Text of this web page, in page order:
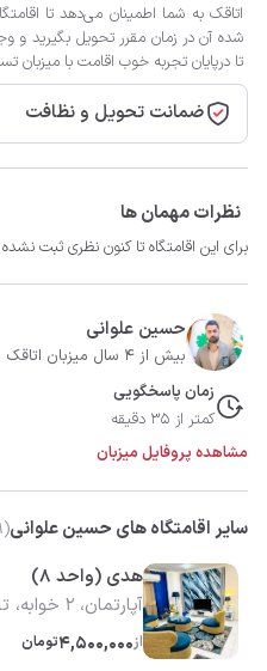
اتاقک به شما اطمینان می‌دهد تا
شده آن در زمان مقرر تحویل بگیرید و
تا درپایان تجربه خوب اقامت با میزبان
ضمانت تحویل و نظافت
نظرات مهمان ها
برای این اقامتگاه تا کنون نظری ثبت
حسین علوانی
بیش از 4 سال میزبان اتاقک
زمان پاسخگویی
کمتر از 35 دقیقه
مشاهده پروفایل میزبان
سایر اقامتگاه های حسین علوانی(
هدی (واحد ۸)
آپارتمان، 2 خوابه، تا 7 مهمان
از4,500,000تومان